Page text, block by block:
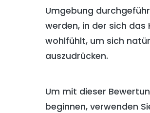
Umgebung
werden, in der sich das
wohlfühlt, um sich
auszudrücken.
Um mit dieser
beginnen, verwenden